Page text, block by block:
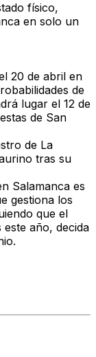
físico,
en solo un
20 de abril en
de
lugar el 12 de
de San
de La
tras su
Salamanca es
gestiona los
que el
año, decida